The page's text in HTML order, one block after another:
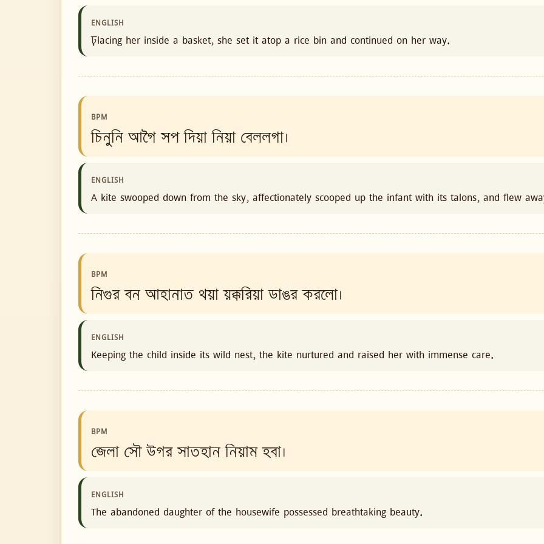
ENGLISH
ঢ়lacing her inside a basket, she set it atop a rice bin and continued on her way.
BPM
চিনুনি আগৈ সপ দিয়া নিয়া বেললগা।
ENGLISH
A kite swooped down from the sky, affectionately scooped up the infant with its talons, and flew
BPM
নিগুর বন আহানাত থয়া য়ক্করিয়া ডাঙর করলো।
ENGLISH
Keeping the child inside its wild nest, the kite nurtured and raised her with immense care.
BPM
জেলা সৌ উগর সাতহান নিয়াম হবা।
ENGLISH
The abandoned daughter of the housewife possessed breathtaking beauty.